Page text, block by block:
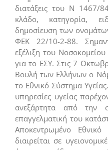
διατάξεις του Ν 1467/
κλάδο, κατηγορία,
δημοσίευση των
ΦΕΚ 22/10-2-88.
εξέλιξη του
για το ΕΣΥ. Στις 7
Βουλή των Ελλήνων ο
το Εθνικό Σύστημα
υπηρεσίες υγείας
ανεξάρτητα από την
επαγγελματική του
Αποκεντρωμένο
διαιρείται σε